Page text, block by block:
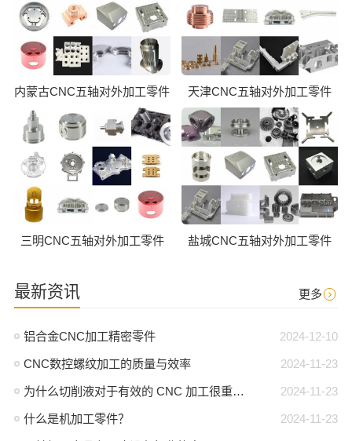
内蒙古CNC五轴对外加工零件 天津CNC五轴对外加工零件
三明CNC五轴对外加工零件 盐城CNC五轴对外加工零件
最新资讯 更多
2024-12-10
铝合金CNC加工精密零件
2024-11-23
CNC数控螺纹加工的质量与效率
2024-11-23
为什么切削液对于有效的 CNC 加工很重要？
2024-11-23
什么是机加工零件？